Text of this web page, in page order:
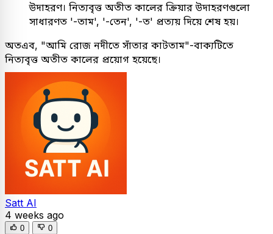
উদাহরণ। নিত্যবৃত্ত অতীত কালের ক্রিয়ার উদাহরণগুলো
সাধারণত '-তাম', '-তেন', '-ত' প্রত্যয় দিয়ে শেষ হয়।
অতএব, "আমি রোজ নদীতে সাঁতার কাটতাম"-বাক্যটিতে
নিত্যবৃত্ত অতীত কালের প্রয়োগ হয়েছে।
Satt AI
4 weeks ago
0 0